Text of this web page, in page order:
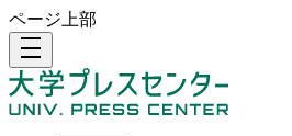
ページ上部
density_medium